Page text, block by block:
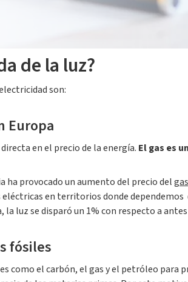
y qué medidas le afectan.De esta
de la luz?
son:
Europa
en el precio de la energía. El gas es
ha provocado un aumento del precio del
en territorios donde
la luz se disparó un 1% con respecto a
fósiles
como el carbón, el gas y el petróleo